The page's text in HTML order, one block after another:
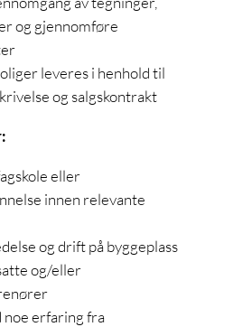
og gjennomføre
leveres i henhold til
og salgskontrakt
eller
innen relevante
og drift på byggeplass
og/eller
erfaring fra